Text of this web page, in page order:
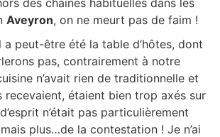
Aveyron, on ne meurt pas de faim !
a peut-être été la table d’hôtes, dont
pas, contrairement à notre
n’avait rien de traditionnelle et
recevaient, étaient bien trop axés sur
n’était pas particulièrement
plus…de la contestation ! Je n’ai